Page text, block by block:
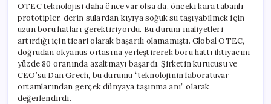
OTEC teknolojisi daha önce var olsa da, önceki kara tabanlı
prototipler, derin sulardan kıyıya soğuk su taşıyabilmek için
uzun boru hatları gerektiriyordu. Bu durum maliyetleri
artırdığı için ticari olarak başarılı olamamıştı. Global OTEC,
doğrudan okyanus ortasına yerleştirerek boru hattı ihtiyacını
yüzde 80 oranında azaltmayı başardı. Şirketin kurucusu ve
CEO’su Dan Grech, bu durumu “teknolojinin laboratuvar
ortamlarından gerçek dünyaya taşınma anı” olarak
değerlendirdi.